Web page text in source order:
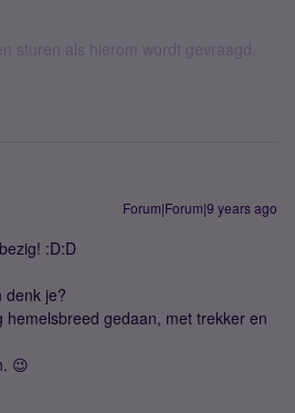
sturen als hierom wordt gevraagd.
Forum|Forum|9 years ago
:D:D
denk je?
hemelsbreed gedaan, met trekker en
😉